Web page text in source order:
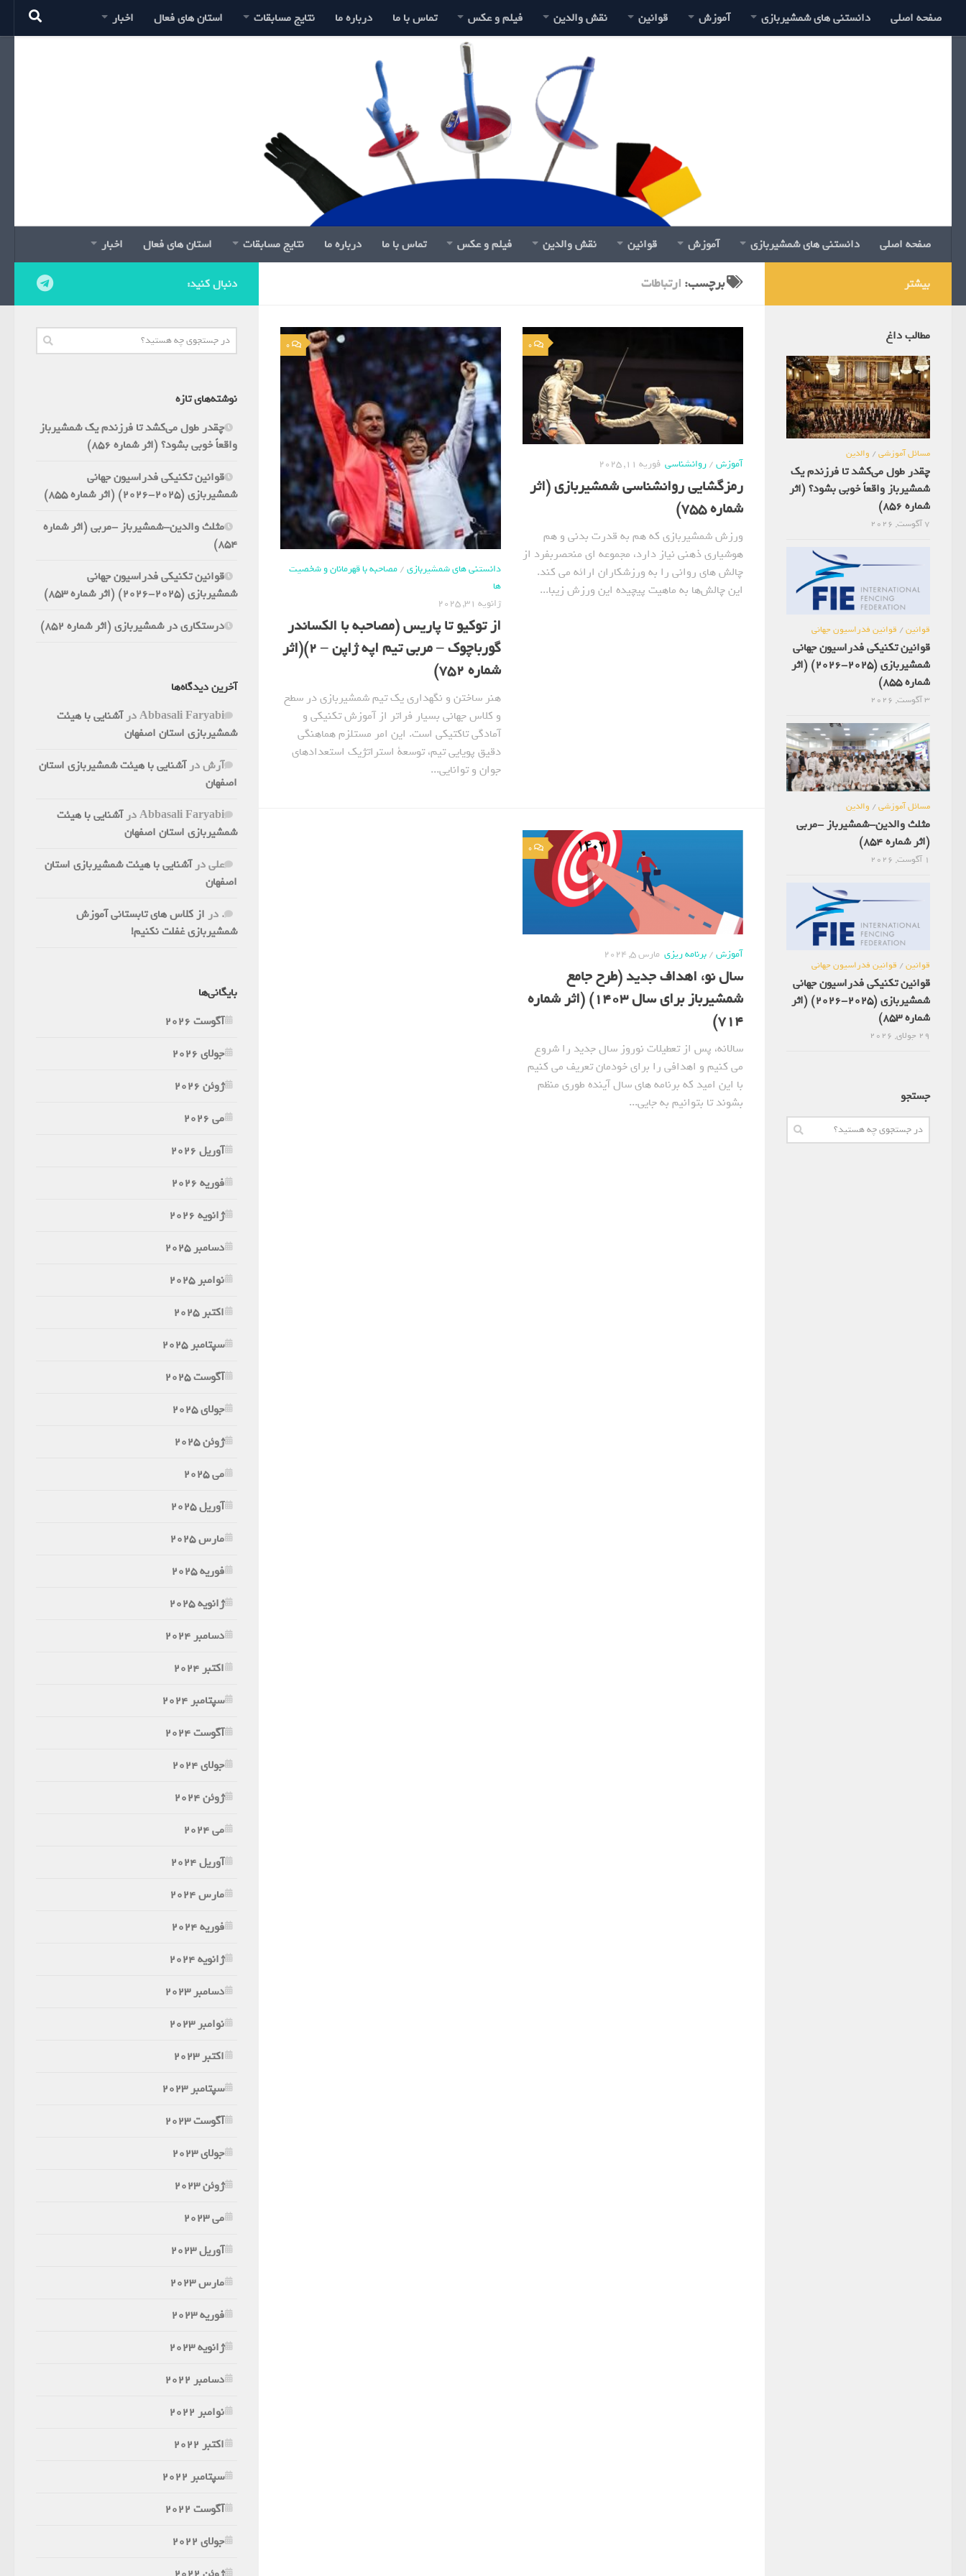
صفحه اصلی دانستنی های شمشیربازی آموزش قوانین نقش والدین فیلم و عکس تماس با ما درباره ما نتایج مسابقات استان های فعال اخبار
صفحه اصلی دانستنی های شمشیربازی آموزش قوانین نقش والدین فیلم و عکس تماس با ما درباره ما نتایج مسابقات استان های فعال اخبار
برچسب: ارتباطات
0
آموزش/روانشناسی فوریه 11, 2025
رمزگشایی روانشناسی شمشیربازی (اثر
شماره 755)
ورزش شمشیربازی که هم به قدرت بدنی و هم
هوشیاری ذهنی نیاز دارد، مجموعه ای منحصربفرد از
چالش های روانی را به ورزشکاران ارائه می کند.
این چالش‌ها به ماهیت پیچیده این ورزش زیبا...
0
دانستنی های شمشیربازی/مصاحبه با قهرمانان و شخصیت
ها
ژانویه 31, 2025
از توکیو تا پاریس (مصاحبه با الکساندر
گورباچوک – مربی تیم اپه ژاپن – 2)(اثر
شماره 752)
هنر ساختن و نگهداری یک تیم شمشیربازی در سطح
و کلاس جهانی بسیار فراتر از آموزش تکنیکی و
آمادگی تاکتیکی است. این امر مستلزم هماهنگی
دقیق پویایی تیم، توسعة استراتژیک استعدادهای
جوان و توانایی...
0
آموزش/برنامه ریزی مارس 5, 2024
سال نو، اهداف جدید (طرح جامع
شمشیرباز برای سال 1403) (اثر شماره
714)
سالانه، پس از تعطیلات نوروز سال جدید را شروع
می کنیم و اهدافی را برای خودمان تعریف می کنیم
با این امید که برنامه های سال آینده طوری منظم
بشوند تا بتوانیم به جایی...
دنبال کنید:
نوشته‌های تازه
چقدر طول می‌کشد تا فرزندم یک شمشیرباز
واقعاً خوبی بشود؟ (اثر شماره 856)
قوانین تکنیکی فدراسیون جهانی
شمشیربازی (2025-2026) (اثر شماره 855)
مثلث والدین-شمشیرباز -مربی (اثر شماره
854)
قوانین تکنیکی فدراسیون جهانی
شمشیربازی (2025-2026) (اثر شماره 853)
درستکاری در شمشیربازی (اثر شماره 852)
آخرین دیدگاه‌ها
Abbasali Faryabiدرآشنایی با هیئت
شمشیربازی استان اصفهان
آرشدرآشنایی با هیئت شمشیربازی استان
اصفهان
Abbasali Faryabiدرآشنایی با هیئت
شمشیربازی استان اصفهان
علیدرآشنایی با هیئت شمشیربازی استان
اصفهان
. در از کلاس های تابستانی آموزش
شمشیربازی غفلت نکنیم!
بایگانی‌ها
آگوست 2026
جولای 2026
ژوئن 2026
می 2026
آوریل 2026
فوریه 2026
ژانویه 2026
دسامبر 2025
نوامبر 2025
اکتبر 2025
سپتامبر 2025
آگوست 2025
جولای 2025
ژوئن 2025
می 2025
آوریل 2025
مارس 2025
فوریه 2025
ژانویه 2025
دسامبر 2024
اکتبر 2024
سپتامبر 2024
آگوست 2024
جولای 2024
ژوئن 2024
می 2024
آوریل 2024
مارس 2024
فوریه 2024
ژانویه 2024
دسامبر 2023
نوامبر 2023
اکتبر 2023
سپتامبر 2023
آگوست 2023
جولای 2023
ژوئن 2023
می 2023
آوریل 2023
مارس 2023
فوریه 2023
ژانویه 2023
دسامبر 2022
نوامبر 2022
اکتبر 2022
سپتامبر 2022
آگوست 2022
جولای 2022
بیشتر
مطالب داغ
مسائل آموزشی/ والدین
چقدر طول می‌کشد تا فرزندم یک
شمشیرباز واقعاً خوبی بشود؟ (اثر
شماره 856)
7 آگوست, 2026
قوانین/ قوانین فدراسیون جهانی
قوانین تکنیکی فدراسیون جهانی
شمشیربازی (2025-2026) (اثر
شماره 855)
3 آگوست, 2026
مسائل آموزشی/ والدین
مثلث والدین-شمشیرباز -مربی
(اثر شماره 854)
1 آگوست, 2026
قوانین/ قوانین فدراسیون جهانی
قوانین تکنیکی فدراسیون جهانی
شمشیربازی (2025-2026) (اثر
شماره 853)
29 جولای, 2026
جستجو